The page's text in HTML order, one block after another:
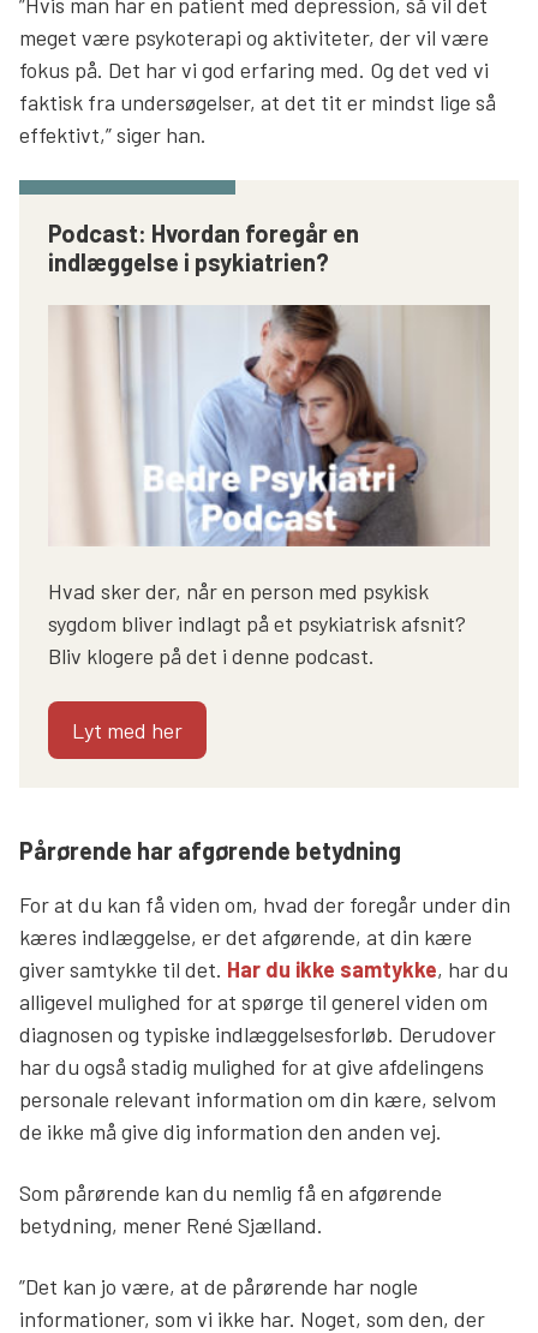
meget være psykoterapi og aktiviteter, der vil være
fokus på. Det har vi god erfaring med. Og det ved vi
faktisk fra undersøgelser, at det tit er mindst lige så
effektivt,” siger han.
Podcast: Hvordan foregår en
indlæggelse i psykiatrien?
Hvad sker der, når en person med psykisk
sygdom bliver indlagt på et psykiatrisk afsnit?
Bliv klogere på det i denne podcast.
Lyt med her
Pårørende har afgørende betydning
For at du kan få viden om, hvad der foregår under din
kæres indlæggelse, er det afgørende, at din kære
giver samtykke til det. Har du ikke samtykke, har du
alligevel mulighed for at spørge til generel viden om
diagnosen og typiske indlæggelsesforløb. Derudover
har du også stadig mulighed for at give afdelingens
personale relevant information om din kære, selvom
de ikke må give dig information den anden vej.
Som pårørende kan du nemlig få en afgørende
betydning, mener René Sjælland.
”Det kan jo være, at de pårørende har nogle
informationer, som vi ikke har. Noget, som den, der